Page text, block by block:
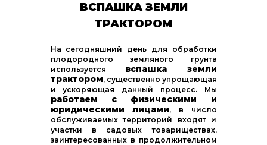
ВСПАШКА ЗЕМЛИ
ТРАКТОРОМ
На сегодняшний день для обработки
плодородного земляного грунта
используется вспашка земли
трактором, существенно упрощающая
и ускоряющая данный процесс. Мы
работаем с физическими и
юридическими лицами, в число
обслуживаемых территорий входят и
участки в садовых товариществах,
заинтересованных в продолжительном